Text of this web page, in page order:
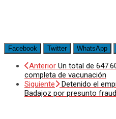
Facebook Twitter WhatsApp
Anterior Un total de
completa de vacunación
Siguiente
Detenido el
Badajoz por presunto